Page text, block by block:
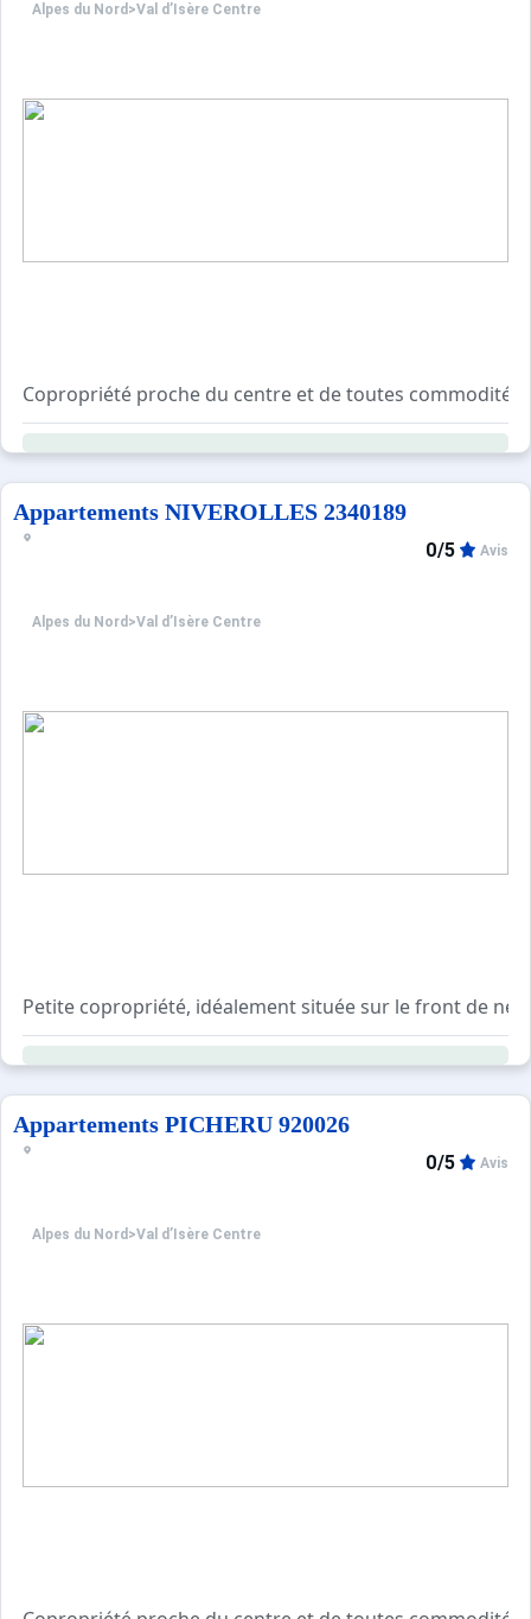
Alpes du Nord >Val d’Isère Centre
Copropriété proche du centre et de toutes
Résidence avec ascenseur, sécurisée avec digicode.
Local à skis et local poubelle au sous-sol du bâtiment.
Navette gratuite à 5min de la résidence en direction de
Appartements NIVEROLLES 2340189
Alpes du Nord >Val d’Isère Centre
0/5 Avis
Petite copropriété, idéalement située sur le front de
Proche du vieux village, de l'église et de toutes les
Résidence sans ascenseur, sécurisée avec digicode.
Casier à skis au RDC.
Garage sous la résidence
Containers municipaux situés en dehors de la résidence.
Appartements PICHERU 920026
Alpes du Nord >Val d’Isère Centre
0/5 Avis